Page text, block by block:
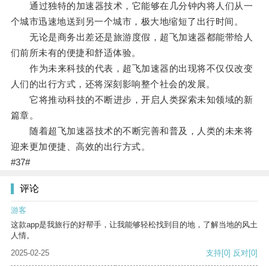
通过独特的加速器技术，它能够在几分钟内将人们从一
个城市迅速地送到另一个城市，极大地缩短了出行时间。
无论是商务出差还是旅游度假，超飞加速器都能带给人
们前所未有的便捷和舒适体验。
作为未来科技的代表，超飞加速器的出现将不仅仅改变
人们的出行方式，还将深刻影响整个社会的发展。
它将推动科技的不断进步，开启人类探索未知领域的新
篇章。
随着超飞加速器技术的不断完善和普及，人类的未来将
迎来更加便捷、高效的出行方式。
#37#
评论
游客
这款app是我旅行的好帮手，让我能够轻松找到目的地，了解当地的风土
人情。
2025-02-25
支持[0] 反对[0]